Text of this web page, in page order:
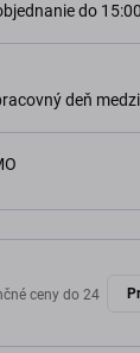
do
deň
ceny do 24